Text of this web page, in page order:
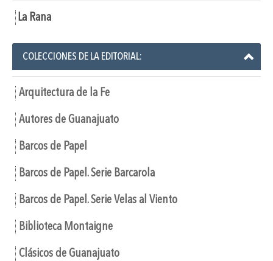
La Rana
COLECCIONES DE LA EDITORIAL:
Arquitectura de la Fe
Autores de Guanajuato
Barcos de Papel
Barcos de Papel. Serie Barcarola
Barcos de Papel. Serie Velas al Viento
Biblioteca Montaigne
Clásicos de Guanajuato